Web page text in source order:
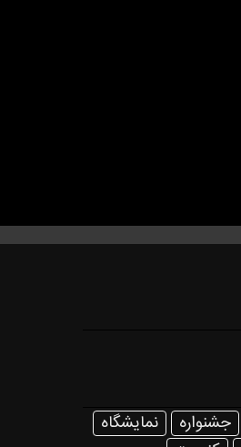
جشنواره
نمایشگاه